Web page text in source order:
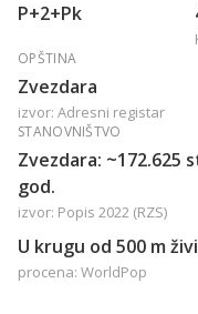
P+2+Pk
OPŠTINA
Zvezdara
izvor: Adresni registar
STANOVNIŠTVO
Zvezdara: ~172.625
god.
izvor: Popis 2022 (RZS)
U krugu od 500 m
procena: WorldPop